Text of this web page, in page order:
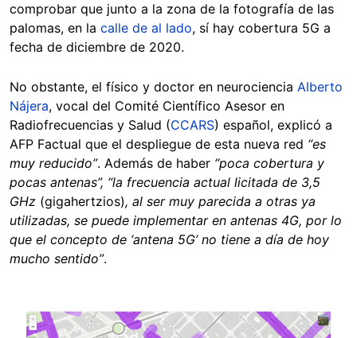
comprobar que junto a la zona de la fotografía de las
palomas, en la calle de al lado, sí hay cobertura 5G a
fecha de diciembre de 2020.
No obstante, el físico y doctor en neurociencia Alberto
Nájera, vocal del Comité Científico Asesor en
Radiofrecuencias y Salud (CCARS) español, explicó a
AFP Factual que el despliegue de esta nueva red “es
muy reducido”. Además de haber “poca cobertura y
pocas antenas”, “la frecuencia actual licitada de 3,5
GHz (gigahertzios), al ser muy parecida a otras ya
utilizadas, se puede implementar en antenas 4G, por lo
que el concepto de ‘antena 5G’ no tiene a día de hoy
mucho sentido”.
Image